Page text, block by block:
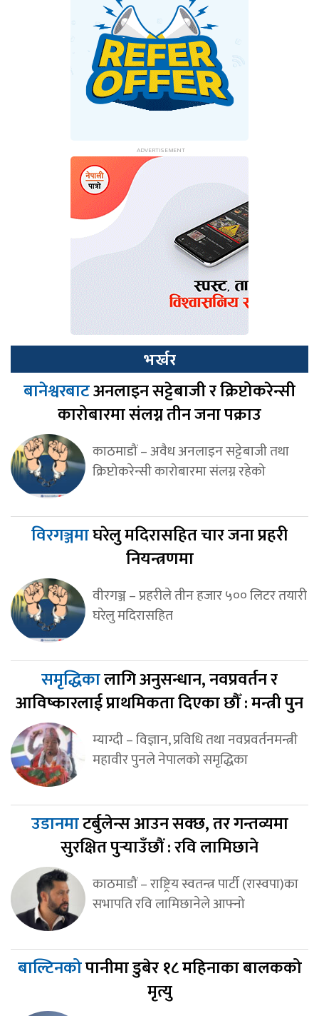
भर्खर
बानेश्वरबाटअनलाइन सट्टेबाजी र क्रिप्टोकरेन्सी
कारोबारमा संलग्न तीन जना पक्राउ
काठमाडौं – अवैध अनलाइन सट्टेबाजी तथा
क्रिप्टोकरेन्सी कारोबारमा संलग्न रहेको
विरगञ्जमाघरेलु मदिरासहित चार जना प्रहरी
नियन्त्रणमा
वीरगञ्ज – प्रहरीले तीन हजार ५०० लिटर तयारी
घरेलु मदिरासहित
समृद्धिकालागि अनुसन्धान, नवप्रवर्तन र
आविष्कारलाई प्राथमिकता दिएका छौँ : मन्त्री पुन
म्याग्दी – विज्ञान, प्रविधि तथा नवप्रवर्तनमन्त्री
महावीर पुनले नेपालको समृद्धिका
उडानमाटर्बुलेन्स आउन सक्छ, तर गन्तव्यमा
सुरक्षित पुर्‍याउँछौं : रवि लामिछाने
काठमाडौं – राष्ट्रिय स्वतन्त्र पार्टी (रास्वपा)का
सभापति रवि लामिछानेले आफ्नो
बाल्टिनकोपानीमा डुबेर १८ महिनाका बालकको
मृत्यु